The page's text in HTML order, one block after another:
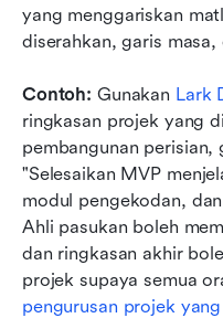
yang menggariskan
diserahkan, garis
Contoh: Gunakan Lark
ringkasan projek yang
pembangunan
"Selesaikan MVP
modul pengekodan,
Ahli pasukan boleh
dan ringkasan akhir
projek supaya semua
pengurusan projek